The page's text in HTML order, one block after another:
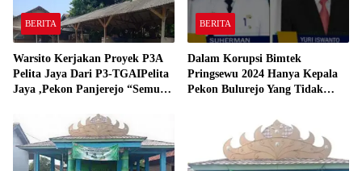
BERITA
Warsito Kerjakan Proyek P3A
Pelita Jaya Dari P3-TGAIPelita
Jaya ,Pekon Panjerejo “Semua
BERITA
Dalam Korupsi Bimtek
Pringsewu 2024 Hanya Kepala
Pekon Bulurejo Yang Tidak